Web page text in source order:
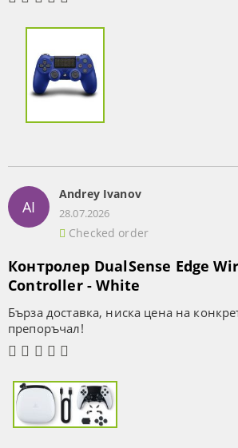
AI
Andrey Ivanov
28.07.2026
Checked order
Контролер DualSense Edge
Controller - White
Бърза доставка, ниска цена на
препоръчал!